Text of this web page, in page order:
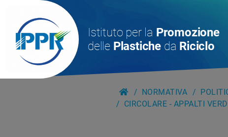
Istituto per la Promozione
delle Plastiche da Riciclo
NORMATIVA
CIRCOLARE - APPALTI